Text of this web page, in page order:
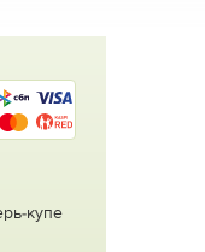
купе